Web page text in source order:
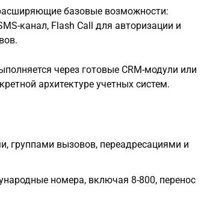
базовые возможности:
канал, Flash Call для авторизации и
через готовые CRM-модули или
архитектуре учетных систем.
группами вызовов, переадресациями и
номера, включая 8-800, перенос